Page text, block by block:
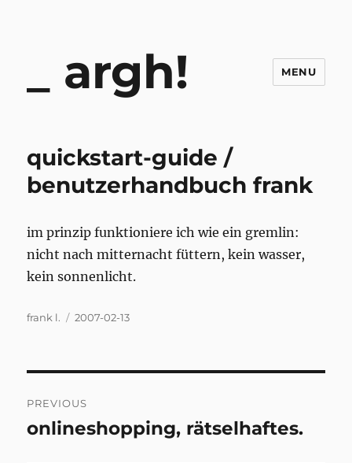
argh! MENU
quickstart-guide /
benutzerhandbuch frank
im prinzip funktioniere ich wie ein gremlin:
nicht nach mitternacht füttern, kein wasser,
kein sonnenlicht.
Author
frank l.
Posted
2007-02-13
navigation
PREVIOUS
Previous
onlineshopping, rätselhaftes.